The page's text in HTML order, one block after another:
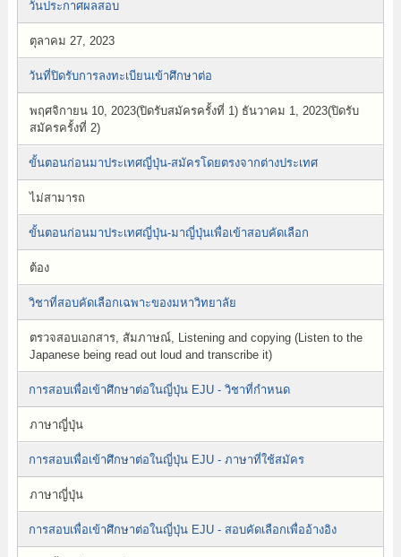
วันประกาศผลสอบ
ตุลาคม 27, 2023
วันที่ปิดรับการลงทะเบียนเข้าศึกษาต่อ
พฤศจิกายน 10, 2023(ปิดรับสมัครครั้งที่ 1) ธันวาคม 1, 2023(ปิดรับ
สมัครครั้งที่ 2)
ขั้นตอนก่อนมาประเทศญี่ปุ่น-สมัครโดยตรงจากต่างประเทศ
ไม่สามารถ
ขั้นตอนก่อนมาประเทศญี่ปุ่น-มาญี่ปุ่นเพื่อเข้าสอบคัดเลือก
ต้อง
วิชาที่สอบคัดเลือกเฉพาะของมหาวิทยาลัย
ตรวจสอบเอกสาร, สัมภาษณ์, Listening and copying (Listen to the
Japanese being read out loud and transcribe it)
การสอบเพื่อเข้าศึกษาต่อในญี่ปุ่น EJU - วิชาที่กำหนด
ภาษาญี่ปุ่น
การสอบเพื่อเข้าศึกษาต่อในญี่ปุ่น EJU - ภาษาที่ใช้สมัคร
ภาษาญี่ปุ่น
การสอบเพื่อเข้าศึกษาต่อในญี่ปุ่น EJU - สอบคัดเลือกเพื่ออ้างอิง